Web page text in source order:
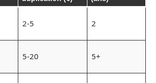
2-5 2
5-20 5+